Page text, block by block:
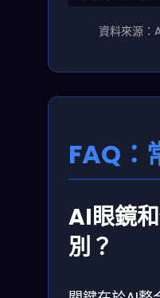
資料來源
FAQ：
AI眼鏡
別？